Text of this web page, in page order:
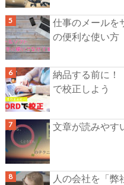
仕事のメール
の便利な使い方
納品する前に
で校正しよう
文章が読みやす
人の会社を「